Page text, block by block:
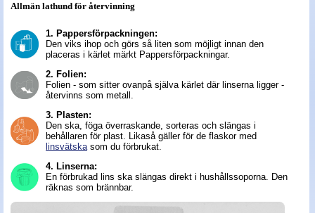
Allmän lathund för återvinning
1. Pappersförpackningen:
Den viks ihop och görs så liten som möjligt innan den
placeras i kärlet märkt Pappersförpackningar.
2. Folien:
Folien - som sitter ovanpå själva kärlet där linserna ligger -
återvinns som metall.
3. Plasten:
Den ska, föga överraskande, sorteras och slängas i
behållaren för plast. Likaså gäller för de flaskor med
linsvätskasom du förbrukat.
4. Linserna:
En förbrukad lins ska slängas direkt i hushållssoporna. Den
räknas som brännbar.